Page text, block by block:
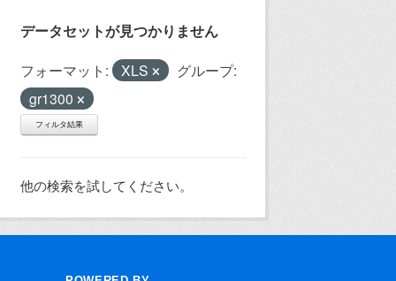
データセットが見つかりません
フォーマット: XLS
グループ:
gr1300
フィルタ結果
他の検索を試してください。